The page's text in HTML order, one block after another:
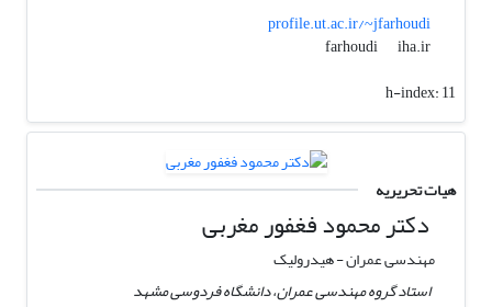
profile.ut.ac.ir/~jfarhoudi
farhoudi
iha.ir
h-index:11
هیات تحریریه
دکتر محمود فغفور مغربی
مهندسی عمران - هیدرولیک
استاد گروه مهندسی عمران، دانشگاه فردوسی مشهد